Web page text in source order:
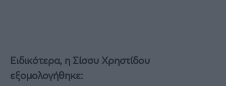
Ειδικότερα, η Σίσσυ Χρηστίδου
εξομολογήθηκε: